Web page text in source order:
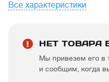
Все характеристики
НЕТ ТОВАРА
Мы привезем его в
и сообщим, когда